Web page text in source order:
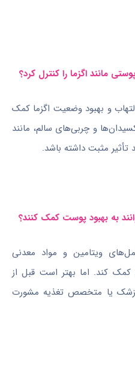
و بهبود وضعیت اگزما کمک
و چربی‌های سالم، مانند
مثبت داشته باشد.
ویتامین و مواد معدنی
کند. اما بهتر است قبل از
یا متخصص تغذیه مشورت